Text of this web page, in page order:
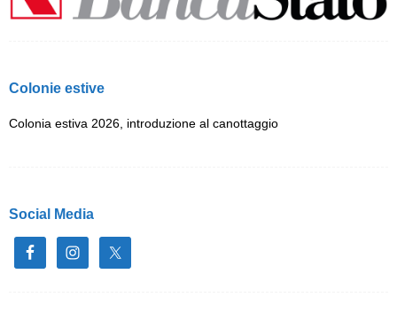
Colonie estive
Colonia estiva 2026, introduzione al canottaggio
Social Media